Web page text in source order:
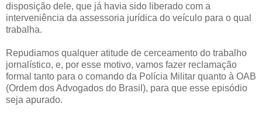
disposição dele, que já havia sido liberado com a
interveniência da assessoria jurídica do veículo para o qual
trabalha.
Repudiamos qualquer atitude de cerceamento do trabalho
jornalístico, e, por esse motivo, vamos fazer reclamação
formal tanto para o comando da Polícia Militar quanto à OAB
(Ordem dos Advogados do Brasil), para que esse episódio
seja apurado.